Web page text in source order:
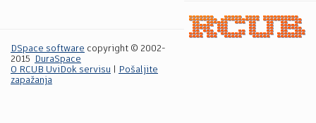
DSpace software copyright © 2002-
2015
DuraSpace
O RCUB UviDok servisu
Pošaljite
zapažanja